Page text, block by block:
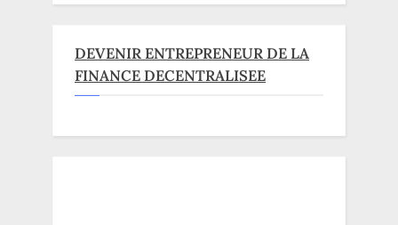
DEVENIR ENTREPRENEUR DE LA
FINANCE DECENTRALISEE